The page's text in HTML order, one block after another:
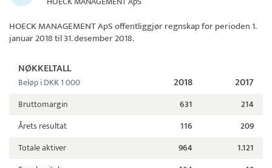
HOECK MANAGEMENT ApSoffentliggjør regnskap for perioden 1.
januar 2018 til 31. desember 2018.
NØKKELTALL
Beløp i DKK 1 000 2018 2017
Bruttomargin 631
214
Årets resultat
116
209
Totale aktiver
964
1.121